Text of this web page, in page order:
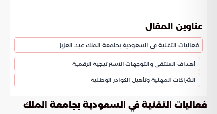
عناوين المقال
فعاليات التقنية في السعودية بجامعة الملك عبد العزيز
أهداف الملتقى والتوجهات الاستراتيجية الرقمية
الشراكات المهنية وتأهيل الكوادر الوطنية
فعاليات التقنية في السعودية بجامعة الملك